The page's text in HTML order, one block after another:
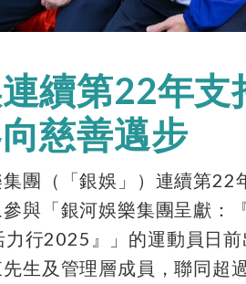
續第22年支
慈善邁步
團（「銀娛」）連續第22
與「銀河娛樂集團呈獻：
力行2025』」的運動員日
先生及管理層成員，聯同超